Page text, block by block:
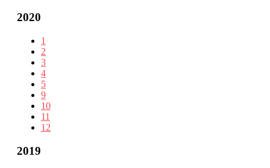
2020
1
2
3
4
5
9
10
11
12
2019